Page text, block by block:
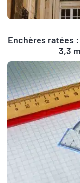
Enchères ratées
3,3